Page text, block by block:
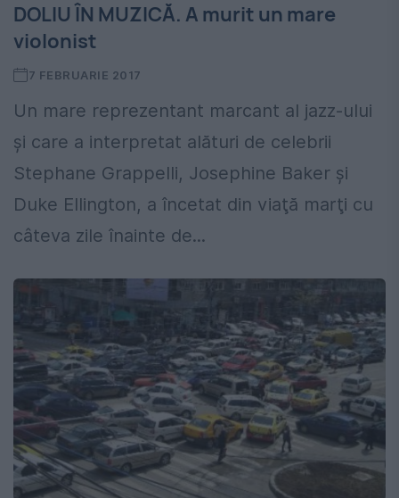
DOLIU ÎN MUZICĂ. A murit un mare
violonist
7 FEBRUARIE 2017
Un mare reprezentant marcant al jazz-ului
şi care a interpretat alături de celebrii
Stephane Grappelli, Josephine Baker şi
Duke Ellington, a încetat din viaţă marţi cu
câteva zile înainte de...